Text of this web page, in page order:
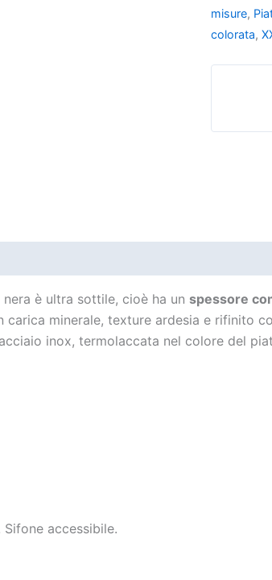
misure,
colorata,
è ultra sottile, cioè ha un spessore
carica minerale, texture ardesia e rifinito
inox, termolaccata nel colore del
accessibile.